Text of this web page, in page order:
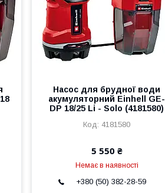
Насос для брудної води
акумуляторний Einhell GE-
DP 18/25 Li - Solo (4181580)
4181580
5 550 ₴
Немає в наявності
+380 (50) 382-28-59